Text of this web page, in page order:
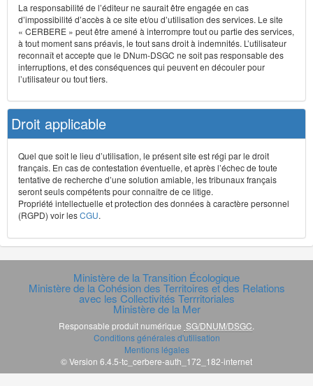
La responsabilité de l’éditeur ne saurait être engagée en cas
d’impossibilité d’accès à ce site et/ou d’utilisation des services. Le site
« CERBERE » peut être amené à interrompre tout ou partie des services,
à tout moment sans préavis, le tout sans droit à indemnités. L’utilisateur
reconnaît et accepte que le DNum-DSGC ne soit pas responsable des
interruptions, et des conséquences qui peuvent en découler pour
l’utilisateur ou tout tiers.
Droit applicable
Quel que soit le lieu d’utilisation, le présent site est régi par le droit
français. En cas de contestation éventuelle, et après l’échec de toute
tentative de recherche d’une solution amiable, les tribunaux français
seront seuls compétents pour connaître de ce litige.
Propriété intellectuelle et protection des données à caractère personnel
(RGPD) voir lesCGU.
Ministère de la Transition Écologique
Ministère de la Cohésion des Territoires et des Relations
avec les Collectivités Terrritoriales
Ministère de la Mer
Responsable produit numérique SG/DNUM/DSGC
Conditions générales d'utilisation
Mentions légales
© Version 6.4.5-tc_cerbere-auth_172_182-internet